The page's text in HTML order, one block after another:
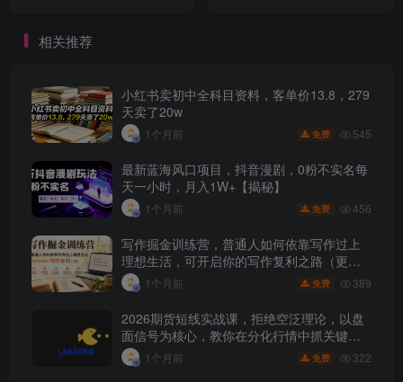
相关推荐
小红书卖初中全科目资料，客单价13.8，279
天卖了20w
1个月前 免费 545
最新蓝海风口项目，抖音漫剧，0粉不实名每
天一小时，月入1W+【揭秘】
1个月前 免费 456
写作掘金训练营，普通人如何依靠写作过上
理想生活，可开启你的写作复利之路（更新6
月） 1个月前 免费 389
2026期货短线实战课，拒绝空泛理论，以盘
面信号为核心，教你在分化行情中抓关键品
种、避诱多陷阱
1个月前 免费 322